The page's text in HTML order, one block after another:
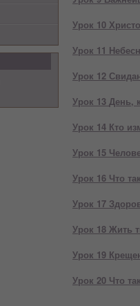
Урок 10
Урок 11
Урок 12
Урок 13 День,
Урок 14 Кто
Урок 15
Урок 16 Что
Урок 17
Урок 18 Жить
Урок 19
Урок 20 Что